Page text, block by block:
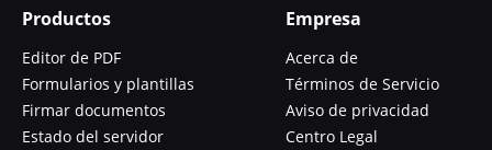
Productos
Editor de PDF
Formularios y plantillas
Firmar documentos
Estado del servidor
Empresa
Acerca de
Términos de Servicio
Aviso de privacidad
Centro Legal